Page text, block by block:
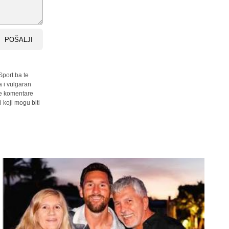
POŠALJI
te
i vulgaran
komentare
koji mogu biti